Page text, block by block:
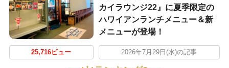
カイラウンジ22』に夏季限定の
ハワイアンランチメニュー＆新
メニューが登場！
25,716ビュー 2026年7月29日(水)の記事